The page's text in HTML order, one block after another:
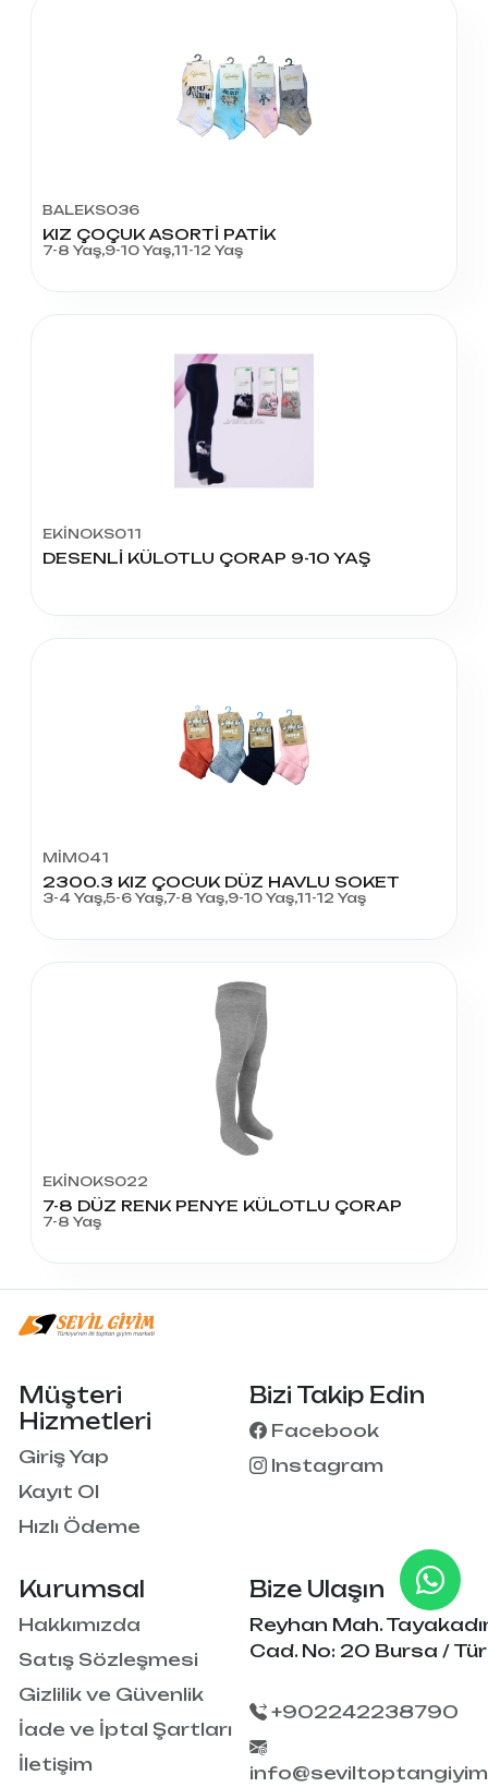
BALEKS036
KIZ ÇOÇUK ASORTİ PATİK
7-8 Yaş,9-10 Yaş,11-12 Yaş
EKİNOKS011
DESENLİ KÜLOTLU ÇORAP 9-10 YAŞ
MİM041
2300.3 KIZ ÇOCUK DÜZ HAVLU SOKET
3-4 Yaş,5-6 Yaş,7-8 Yaş,9-10 Yaş,11-12 Yaş
EKİNOKS022
7-8 DÜZ RENK PENYE KÜLOTLU ÇORAP
7-8 Yaş
Kurumsal
Hakkımızda
Satış Sözleşmesi
Gizlilik ve Güvenlik
İade ve İptal Şartları
İletişim
Müşteri
Hizmetleri
Giriş Yap
Kayıt Ol
Hızlı Ödeme
Bizi Takip Edin
Facebook
Instagram
Bize Ulaşın
Reyhan Mah.
Cad. No: 20 Bursa /
+902242238790